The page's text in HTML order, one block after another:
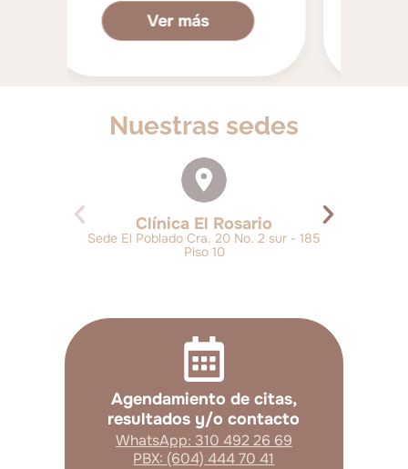
Ver más
Nuestras sedes
Clínica El Rosario
Sede El Poblado Cra. 20 No. 2 sur - 185
Piso 10
Agendamiento de citas,
resultados y/o contacto
WhatsApp: 310 492 26 69
PBX: (604) 444 70 41